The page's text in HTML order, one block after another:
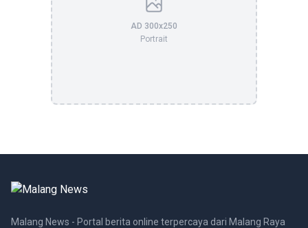
AD 300x250
Portrait
Malang News - Portal berita online terpercaya dari Malang Raya